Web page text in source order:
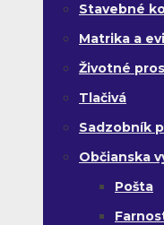
Stavebné
Matrika a
Životné
Tlačivá
Sadzobník
Občianska
Pošta